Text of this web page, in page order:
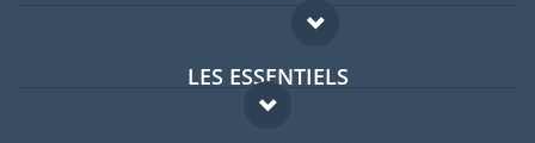
LES ESSENTIELS
Forum expatriés